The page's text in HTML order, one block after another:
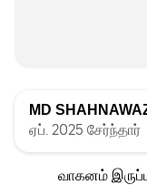
MD
ஏப். 2025 சேர்ந்தார்
வாகனம்